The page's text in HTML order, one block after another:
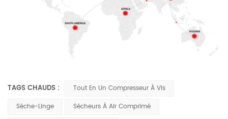
TAGS CHAUDS :
Tout En Un Compresseur À Vis
Sèche-Linge
Sécheurs À Air Comprimé